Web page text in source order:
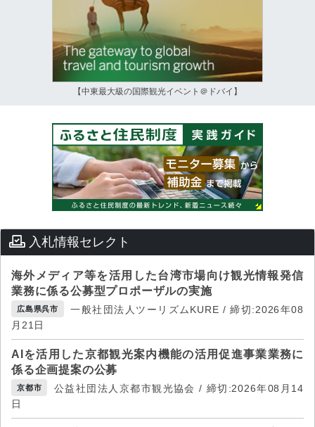
【中東最大級の国際観光イベント＠ドバイ】
入札情報セレクト
海外メディア等を活用した台湾市場向け観光情報発信
業務に係る公募型プロポーザルの実施
広島県呉市
一般社団法人ツーリズムKURE / 締切:2026年08
月21日
AIを活用した京都観光案内機能の活用促進事業業務に
係る企画提案の公募
京都市
公益社団法人京都市観光協会 / 締切:2026年08月14
日